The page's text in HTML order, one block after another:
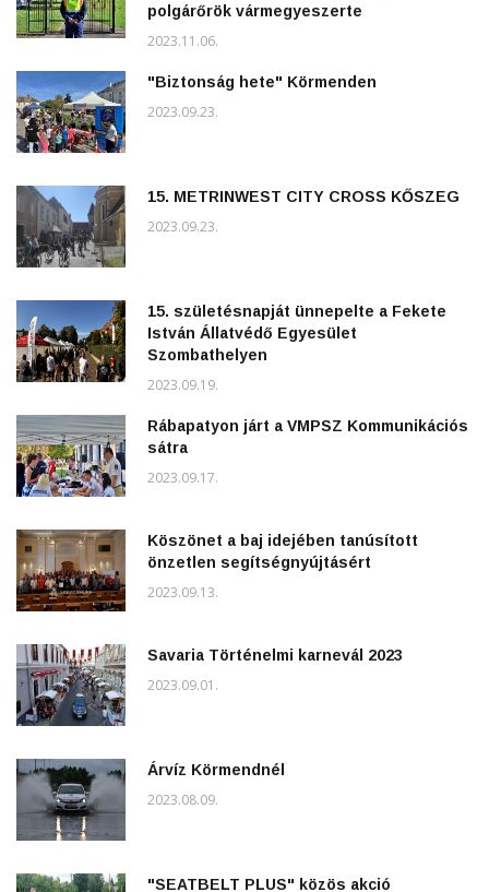
polgárőrök vármegyeszerte
2023.11.06.
"Biztonság hete" Körmenden
2023.09.23.
15. METRINWEST CITY CROSS KŐSZEG
2023.09.23.
15. születésnapját ünnepelte a Fekete
István Állatvédő Egyesület
Szombathelyen
2023.09.19.
Rábapatyon járt a VMPSZ Kommunikációs
sátra
2023.09.17.
Köszönet a baj idejében tanúsított
önzetlen segítségnyújtásért
2023.09.13.
Savaria Történelmi karnevál 2023
2023.09.01.
Árvíz Körmendnél
2023.08.09.
"SEATBELT PLUS" közös akció